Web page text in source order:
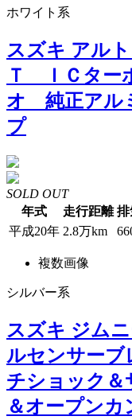
ホワイト系
スズキ アル
Ｔ ＩＣター
オ 純正アル
プ
SOLD OUT
年式
走行距離 排
平成20年 2.8万km
複数画像
シルバー系
スズキ ジム
ルセンサー
チショック
＆オープン